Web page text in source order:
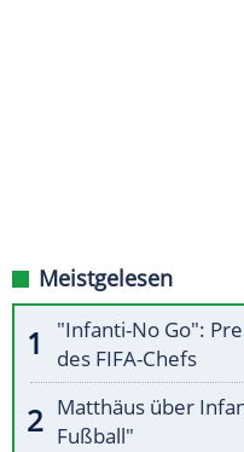
Meistgelesen
"Infanti-No Go":
des FIFA-Chefs
Matthäus über
Fußball"